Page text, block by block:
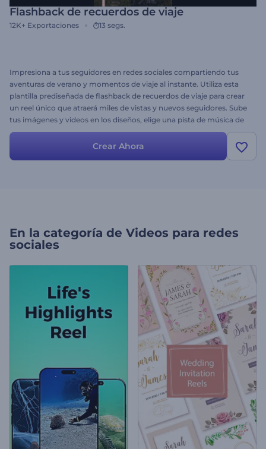
Flashback de recuerdos de viaje
12K+ Exportaciones 13 segs.
Impresiona a tus seguidores en redes sociales compartiendo tus
aventuras de verano y momentos de viaje al instante. Utiliza esta
plantilla prediseñada de flashback de recuerdos de viaje para crear
un reel único que atraerá miles de vistas y nuevos seguidores. Sube
tus imágenes y videos en los diseños, elige una pista de música de
fondo, para que tu reel esté listo en segundos y en alta calidad.
¡Comienza a crear ahora y observa cómo crecen tu Instagram o
Facebook!
Crear Ahora
En la categoría de Videos para redes
sociales